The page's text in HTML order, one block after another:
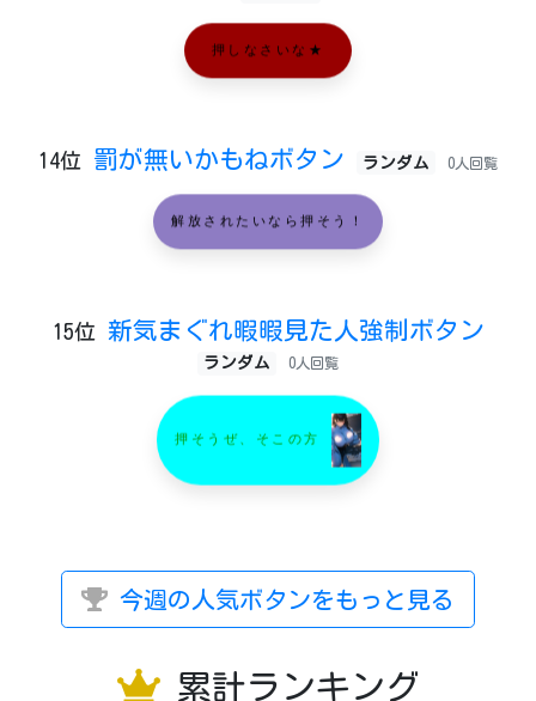
押しなさいな★
14位 罰が無いかもねボタン ランダム 0人回覧
解放されたいなら押そう！
15位 新気まぐれ暇暇見た人強制ボタン
ランダム 0人回覧
押そうぜ、そこの方
今週の人気ボタンをもっと見る
累計ランキング